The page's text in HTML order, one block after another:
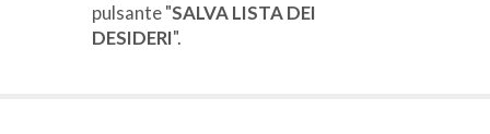
pulsante "SALVA LISTA DEI
DESIDERI".